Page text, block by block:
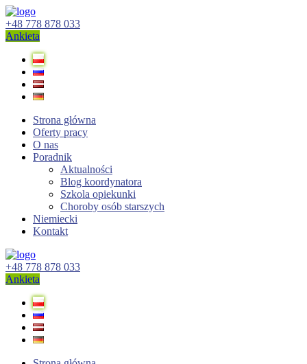
+48 778 878 033
Ankieta
Strona główna
Оferty pracy
O nas
Poradnik
Aktualności
Blog koordynatora
Szkola opiekunki
Choroby osób starszych
Niemiecki
Kontakt
+48 778 878 033
Ankieta